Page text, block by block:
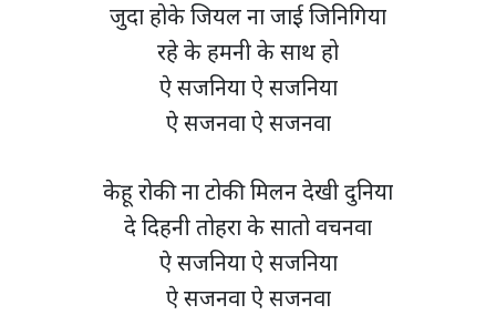
जुदा होके जियल ना जाई जिनिगिया
रहे के हमनी के साथ हो
ऐ सजनिया ऐ सजनिया
ऐ सजनवा ऐ सजनवा
केहू रोकी ना टोकी मिलन देखी दुनिया
दे दिहनी तोहरा के सातो वचनवा
ऐ सजनिया ऐ सजनिया
ऐ सजनवा ऐ सजनवा